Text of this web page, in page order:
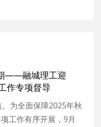
——融城理工迎
作专项督导
为全面保障2025年秋
工作有序开展，9月